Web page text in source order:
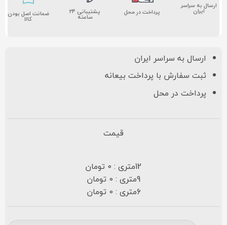
ارسال به سراسر
ایران پرداخت در محل پشتیبانی ۲۴
ساعته ضمانت اصل بودن
کالا
ارسال به سراسر ایران
ثبت سفارش با پرداخت بیعانه
پرداخت در محل
قیمت
12متری : 0 تومان
9متری : 0 تومان
6متری : 0 تومان